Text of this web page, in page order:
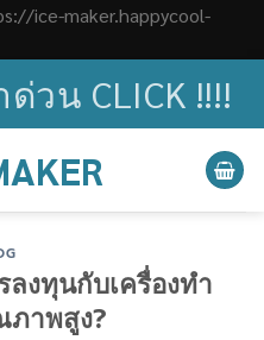
ice-maker.happycool-
วน CLICK !!!!
งทุนกับเครื่องทำ
าพสูง?